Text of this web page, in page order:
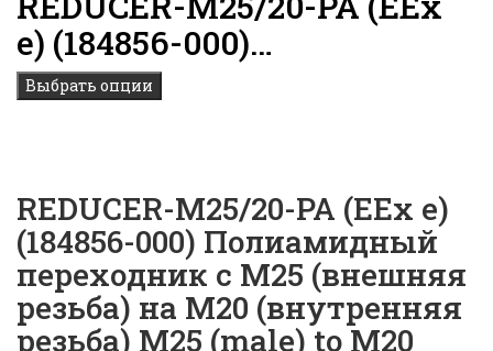
e) (184856-000)…
Выбрать опции
REDUCER-M25/20-PA (EEx e)
(184856-000) Полиамидный
переходник с М25 (внешняя
резьба) на М20 (внутренняя
резьба) M25 (male) to M20